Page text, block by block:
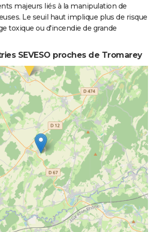
majeurs liés à la manipulation de
Le seuil haut implique plus de risque
toxique ou d'incendie de grande
SEVESO proches de Tromarey